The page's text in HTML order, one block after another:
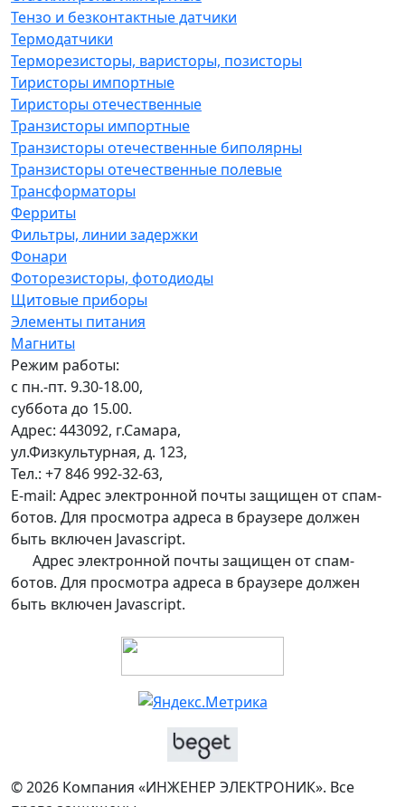
Тензо и безконтактные датчики
Термодатчики
Терморезисторы, варисторы, позисторы
Тиристоры импортные
Тиристоры отечественные
Транзисторы импортные
Транзисторы отечественные биполярны
Транзисторы отечественные полевые
Трансформаторы
Ферриты
Фильтры, линии задержки
Фонари
Фоторезисторы, фотодиоды
Щитовые приборы
Элементы питания
Магниты
Режим работы:
с пн.-пт. 9.30-18.00,
суббота до 15.00.
Адрес: 443092, г.Самара,
ул.Физкультурная, д. 123,
Тел.: +7 846 992-32-63,
E-mail: Адрес электронной почты защищен от спам-
ботов. Для просмотра адреса в браузере должен
быть включен Javascript.
Адрес электронной почты защищен от спам-
ботов. Для просмотра адреса в браузере должен
быть включен Javascript.
© 2026 Компания «ИНЖЕНЕР ЭЛЕКТРОНИК». Все